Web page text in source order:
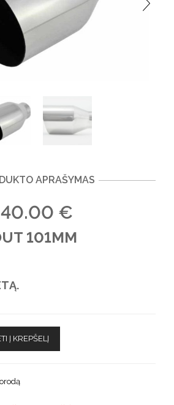
APRAŠYMAS
40.00 €
101MM
Į KREPŠELĮ